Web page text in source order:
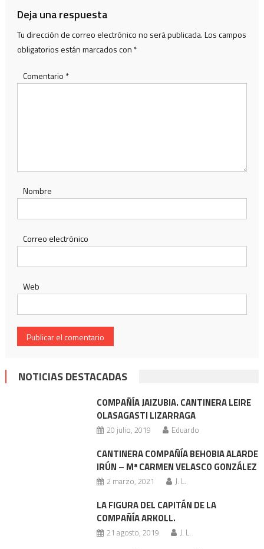
Deja una respuesta
Tu dirección de correo electrónico no será publicada.Los campos
obligatorios están marcados con *
Comentario *
Nombre
Correo electrónico
Web
NOTICIAS DESTACADAS
COMPAÑÍA JAIZUBIA. CANTINERA LEIRE
OLASAGASTI LIZARRAGA
20 julio, 2019 Eduardo
CANTINERA COMPAÑÍA BEHOBIA ALARDE
IRÚN – Mª CARMEN VELASCO GONZÁLEZ
2 marzo, 2021 J. L.
LA FIGURA DEL CAPITÁN DE LA
COMPAÑÍA ARKOLL.
21 agosto, 2019 J. L.